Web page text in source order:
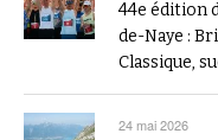
44e édition
de-Naye :
Classique,
24 mai 2026